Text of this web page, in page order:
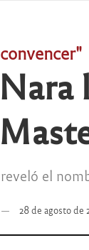
el
28 de agosto de